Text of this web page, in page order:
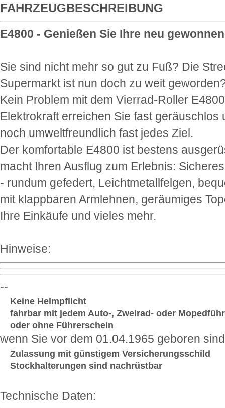
FAHRZEUGBESCHREIBUNG
E4800 - Genießen Sie Ihre neu
Sie sind nicht mehr so gut zu Fuß? Die
Supermarkt ist nun doch zu weit
Kein Problem mit dem Vierrad-Roller
Elektrokraft erreichen Sie fast geräuschlos
noch umweltfreundlich fast jedes Ziel.
Der komfortable E4800 ist bestens
macht Ihren Ausflug zum Erlebnis:
- rundum gefedert, Leichtmetallfelgen,
mit klappbaren Armlehnen, geräumiges
Ihre Einkäufe und vieles mehr.
Hinweise:
--
Keine Helmpflicht
fahrbar mit jedem Auto-, Zweirad- oder
oder ohne Führerschein
wenn Sie vor dem 01.04.1965 geboren sind
Zulassung mit günstigem Versicherungsschild
Stockhalterungen sind nachrüstbar
Technische Daten: